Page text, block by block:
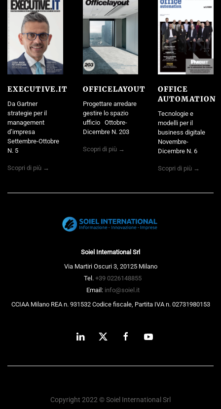
EXECUTIVE.IT
Da Gartner
strategie per il
management
d’impresa
Settembre-Ottobre
N. 5
Scopri di più →
OFFICELAYOUT
Progettare arredare
gestire lo spazio
ufficio Ottobre-
Dicembre N. 203
Scopri di più →
OFFICE
AUTOMATION
Tecnologie e
modelli per il
business digitale
Novembre-
Dicembre N. 6
Scopri di più →
Soiel International Srl
Via Martiri Oscuri 3, 20125 Milano
Tel. +39 0226148855
Email: info@soiel.it
CCIAA Milano REA n. 931532 Codice fiscale, Partita IVA n. 02731980153
Copyright 2022 © Soiel International Srl